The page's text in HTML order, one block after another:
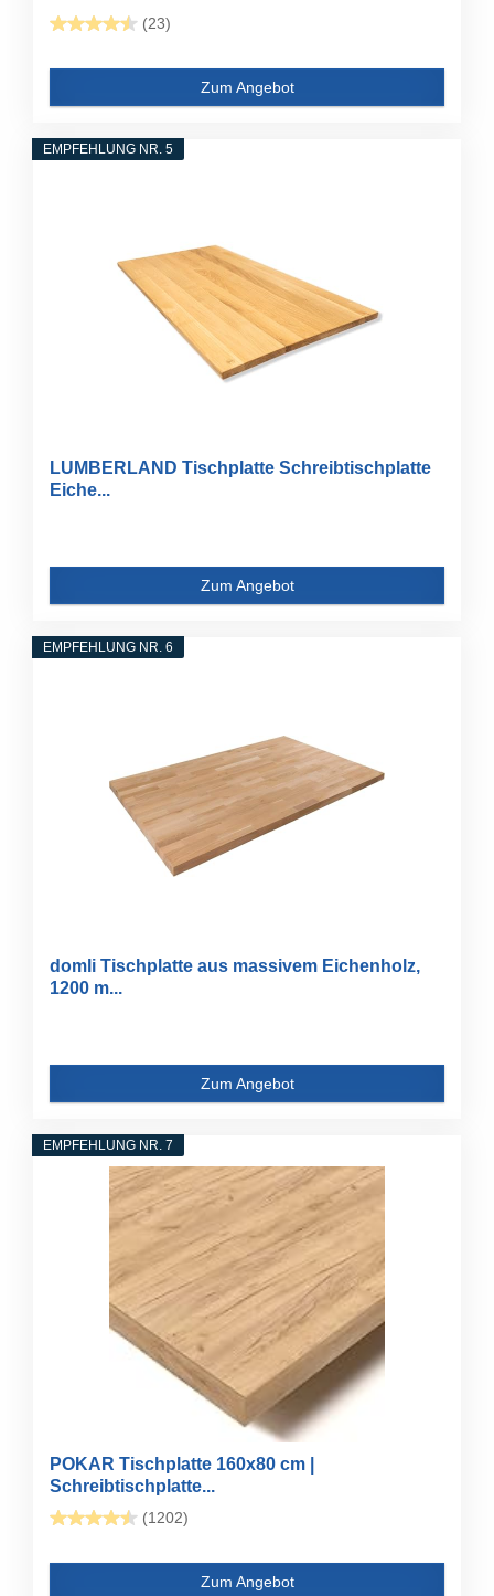
(23)
Zum Angebot
EMPFEHLUNG NR. 5
LUMBERLAND Tischplatte Schreibtischplatte
Eiche...
Zum Angebot
EMPFEHLUNG NR. 6
domli Tischplatte aus massivem Eichenholz,
1200 m...
Zum Angebot
EMPFEHLUNG NR. 7
POKAR Tischplatte 160x80 cm |
Schreibtischplatte...
(1202)
Zum Angebot